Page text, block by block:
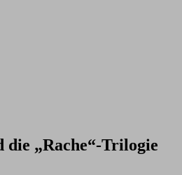
die „Rache“-Trilogie